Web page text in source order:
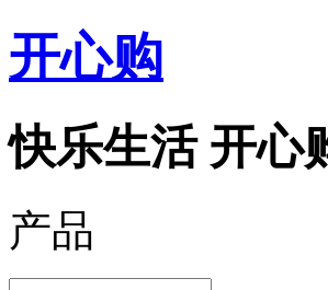
开心购
快乐生活 开心
产品